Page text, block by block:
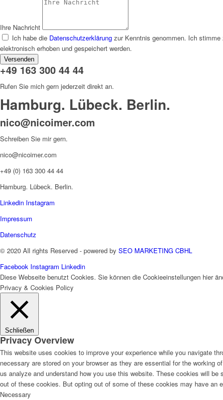
Ihre Nachricht
Ich habe die Datenschutzerklärung zur Kenntnis genommen. Ich
elektronisch erhoben und gespeichert werden.
Versenden
+49 163 300 44 44
Rufen Sie mich gern jederzeit direkt an.
Hamburg. Lübeck. Berlin.
nico@nicoimer.com
Schreiben Sie mir gern.
nico@nicoimer.com
+49 (0) 163 300 44 44
Hamburg. Lübeck. Berlin.
Linkedin Instagram
Impressum
Datenschutz
© 2020 All rights Reserved - powered by SEO MARKETING CBHL
Facebook Instagram Linkedin
Diese Webseite benutzt Cookies. Sie können die Cookieeinstellungen hier
Privacy & Cookies Policy
Schließen
Privacy Overview
This website uses cookies to improve your experience while you navigate
necessary are stored on your browser as they are essential for the
us analyze and understand how you use this website. These cookies will
out of these cookies. But opting out of some of these cookies may have an
Necessary